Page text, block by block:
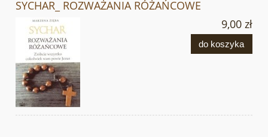
SYCHAR_ ROZWAŻANIA RÓŻAŃCOWE
9,00 zł
do koszyka